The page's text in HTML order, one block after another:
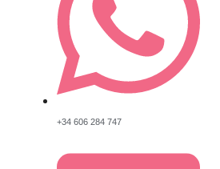
+34 606 284 747